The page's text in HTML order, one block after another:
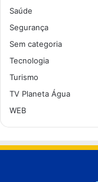
Saúde
Segurança
Sem categoria
Tecnologia
Turismo
TV Planeta Água
WEB